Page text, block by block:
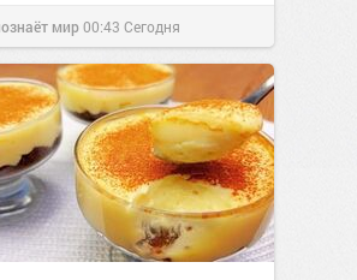
мир00:43 Сегодня